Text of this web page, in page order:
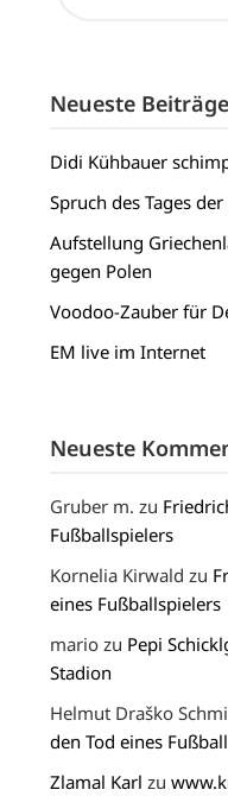
Neueste Beiträge
Didi Kühbauer
Spruch des Tages
Aufstellung
gegen Polen
Voodoo-Zauber für
EM live im Internet
Neueste
Gruber m. zu
Fußballspielers
Kornelia Kirwald zu
eines Fußballspielers
mario zu Pepi
Stadion
Helmut Draško
den Tod eines
Zlamal Karl zu